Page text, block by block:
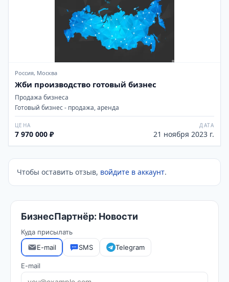
Россия, Москва
Жби производство готовый бизнес
Продажа бизнеса
Готовый бизнес - продажа, аренда
ЦЕНА
7 970 000 ₽
ДАТА
21 ноября 2023 г.
Чтобы оставить отзыв, войдите в аккаунт.